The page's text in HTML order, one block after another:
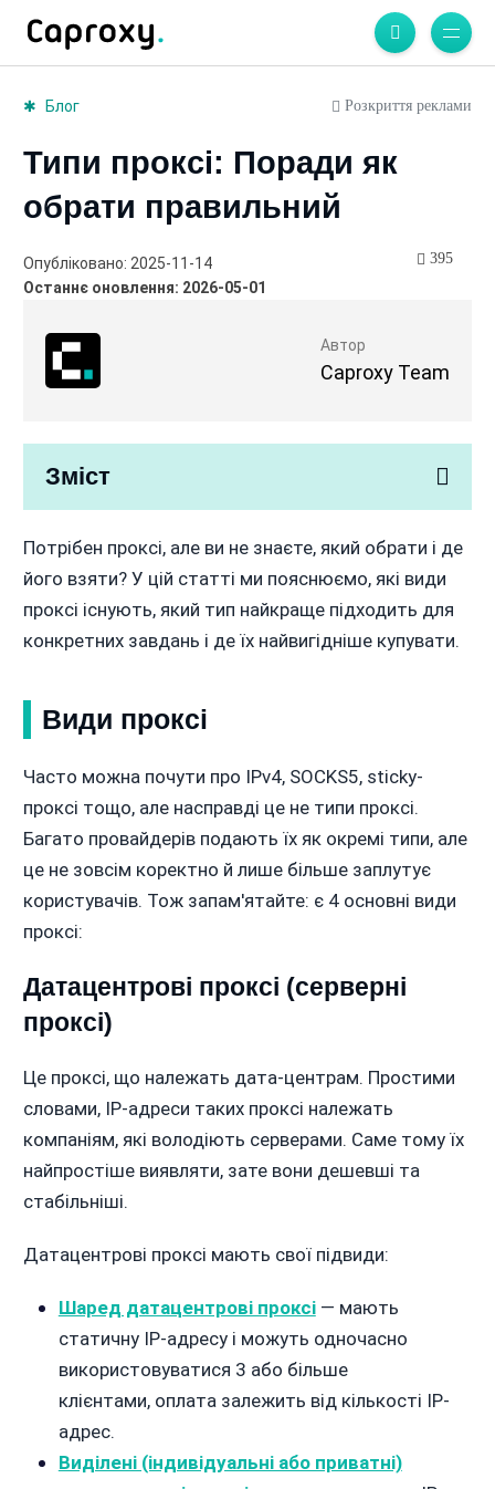
Блог Розкриття реклами
Типи проксі: Поради як
обрати правильний
Автор
Caproxy Team
Опубліковано: 2025-11-14
Останнє оновлення: 2026-05-01
395
Зміст
Потрібен проксі, але ви не знаєте, який обрати і де
його взяти? У цій статті ми пояснюємо, які види
проксі існують, який тип найкраще підходить для
конкретних завдань і де їх найвигідніше купувати.
Види проксі
Часто можна почути про IPv4, SOCKS5, sticky-
проксі тощо, але насправді це не типи проксі.
Багато провайдерів подають їх як окремі типи, але
це не зовсім коректно й лише більше заплутує
користувачів. Тож запам'ятайте: є 4 основні види
проксі:
Датацентрові проксі (серверні
проксі)
Це проксі, що належать дата-центрам. Простими
словами, IP-адреси таких проксі належать
компаніям, які володіють серверами. Саме тому їх
найпростіше виявляти, зате вони дешевші та
стабільніші.
Датацентрові проксі мають свої підвиди:
Шаред датацентрові проксі— мають
статичну IP-адресу і можуть одночасно
використовуватися 3 або більше
клієнтами, оплата залежить від кількості IP-
адрес.
Виділені (індивідуальні або приватні)